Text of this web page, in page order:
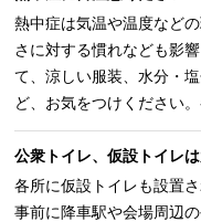
熱中症は気温や温度など
さに対する慣れなども影
て、涼しい服装、水分・
ど、お気をつけください
公衆トイレ、仮設トイレ
各所に仮設トイレも設置
事前に降車駅や会場周辺